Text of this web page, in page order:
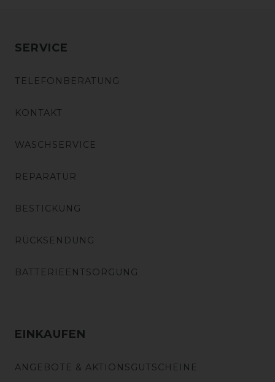
SERVICE
TELEFONBERATUNG
KONTAKT
WASCHSERVICE
REPARATUR
BESTICKUNG
RÜCKSENDUNG
BATTERIEENTSORGUNG
EINKAUFEN
ANGEBOTE & AKTIONSGUTSCHEINE